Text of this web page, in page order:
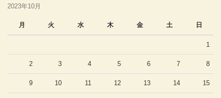
2023年10月
月 火 水 木 金 土 日
1
2 3 4 5 6 7 8
9 10 11 12 13 14 15